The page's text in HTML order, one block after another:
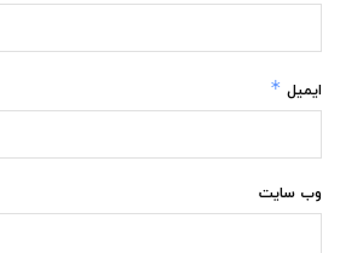
ایمیل *
وب‌ سایت